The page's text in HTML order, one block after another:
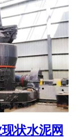
状水泥网